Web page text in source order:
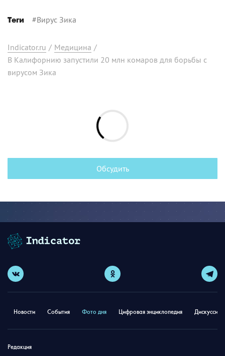
Теги #Вирус Зика
Indicator.ru / Медицина /
В Калифорнию запустили 20 млн комаров для борьбы с
вирусом Зика
Обсудить
Новости События Фото дня Цифровая энциклопедия
Редакция